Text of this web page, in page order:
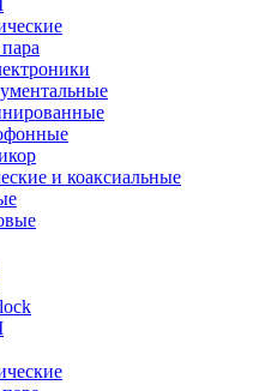
и коаксиальные